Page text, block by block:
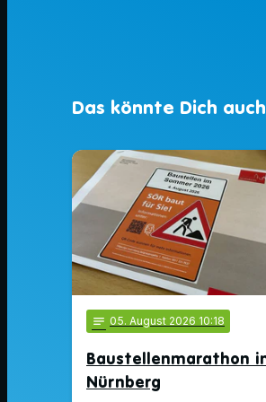
Das könnte Dich
notes 05. August 2026 10:18
Baustellenmarathon
Nürnberg